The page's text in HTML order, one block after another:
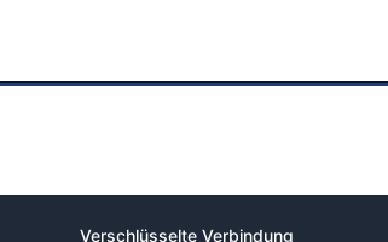
Verschlüsselte Verbindung